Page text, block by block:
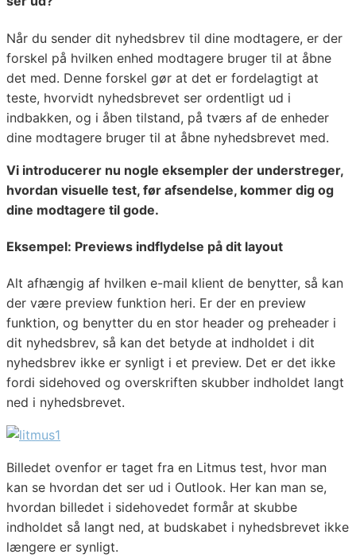
Når du sender dit nyhedsbrev til dine modtagere, er der
forskel på hvilken enhed modtagere bruger til at åbne
det med. Denne forskel gør at det er fordelagtigt at
teste, hvorvidt nyhedsbrevet ser ordentligt ud i
indbakken, og i åben tilstand, på tværs af de enheder
dine modtagere bruger til at åbne nyhedsbrevet med.
Vi introducerer nu nogle eksempler der understreger,
hvordan visuelle test, før afsendelse, kommer dig og
dine modtagere til gode.
Eksempel: Previews indflydelse på dit layout
Alt afhængig af hvilken e-mail klient de benytter, så kan
der være preview funktion heri. Er der en preview
funktion, og benytter du en stor header og preheader i
dit nyhedsbrev, så kan det betyde at indholdet i dit
nyhedsbrev ikke er synligt i et preview. Det er det ikke
fordi sidehoved og overskriften skubber indholdet langt
ned i nyhedsbrevet.
Billedet ovenfor er taget fra en Litmus test, hvor man
kan se hvordan det ser ud i Outlook. Her kan man se,
hvordan billedet i sidehovedet formår at skubbe
indholdet så langt ned, at budskabet i nyhedsbrevet ikke
længere er synligt.